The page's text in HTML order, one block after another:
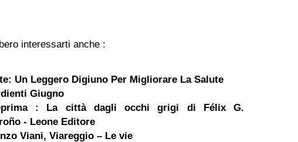
interessarti anche :
Un Leggero Digiuno Per Migliorare La Salute
Giugno
: La città dagli occhi grigi di Félix G.
- Leone Editore
Viani, Viareggio – Le vie